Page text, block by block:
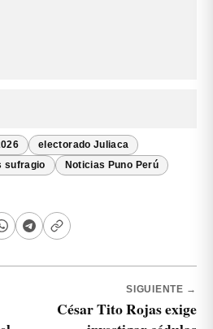
electorado Juliaca
sufragio Noticias Puno Perú
SIGUIENTE →
César Tito Rojas exige